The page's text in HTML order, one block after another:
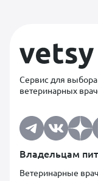
Сервис для выбора
ветеринарных
Владельцам
Ветеринарные